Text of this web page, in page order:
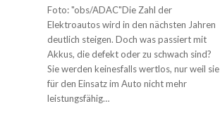
Foto: "obs/ADAC"Die Zahl der
Elektroautos wird in den nächsten Jahren
deutlich steigen. Doch was passiert mit
Akkus, die defekt oder zu schwach sind?
Sie werden keinesfalls wertlos, nur weil sie
für den Einsatz im Auto nicht mehr
leistungsfähig…